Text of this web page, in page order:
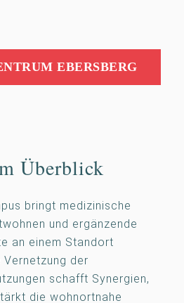
EBERSBERG
Überblick
bringt medizinische
und ergänzende
an einem Standort
Vernetzung der
schafft Synergien,
die wohnortnahe